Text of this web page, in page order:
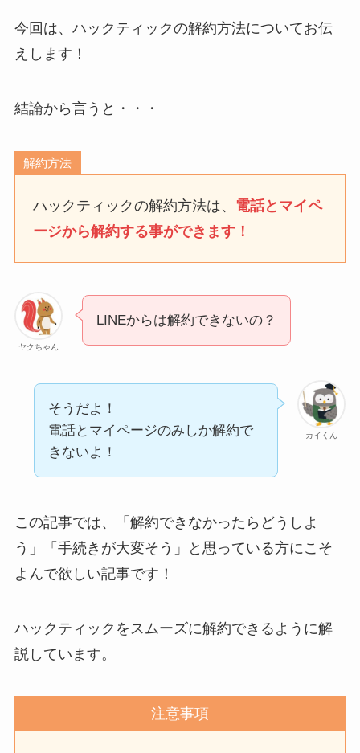
レミノの解約方法まと
なにわサプリ
解約できない？電話以外
に手続きする方法ある？
ニューZの解約まとめ！
電話が繋がらない時の裏
を電話から解約する方法
を完全攻略
今回は、ハックティックの解約方法についてお伝
えします！
結論から言うと・・・
解約方法
ハックティックの解約方法は、 電話とマイペ
ージから解約する事ができます！
ヤクちゃん
LINEからは解約できないの？
カイくん
そうだよ！
電話とマイページのみしか解約で
きないよ！
この記事では、「解約できなかったらどうしよ
う」「手続きが大変そう」と思っている方にこそ
よんで欲しい記事です！
ハックティックをスムーズに解約できるように解
説しています。
注意事項